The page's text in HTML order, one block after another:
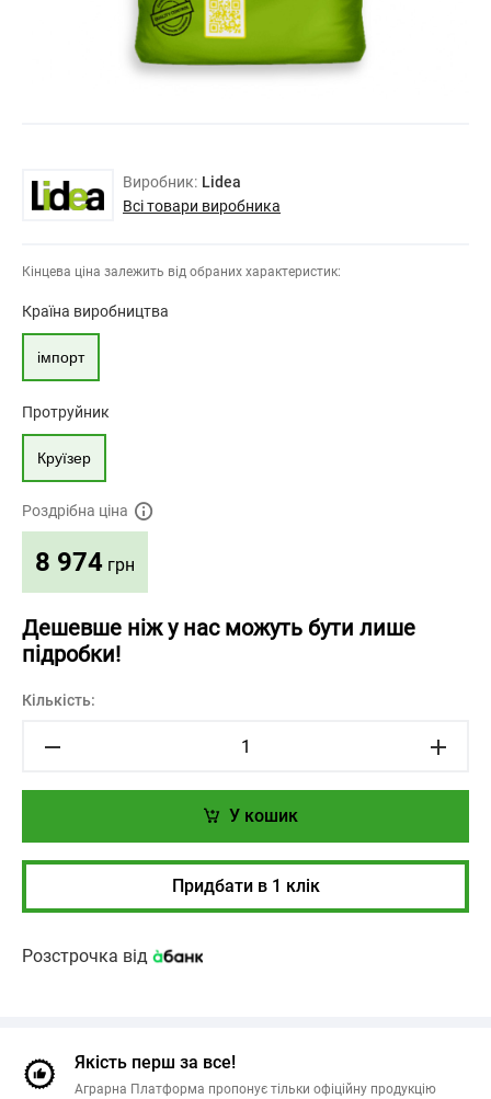
Виробник: Lidea
Всі товари виробника
Кінцева ціна залежить від обраних характеристик:
Країна виробництва
імпорт
Протруйник
Круїзер
Роздрібна ціна
8 974 грн
Дешевше ніж у нас можуть бути лише
підробки!
Кількість:
У кошик
Придбати в 1 клік
Розстрочка від
Якість перш за все!
Аграрна Платформа пропонує тільки офіційну продукцію